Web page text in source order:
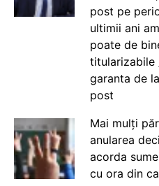
post pe
ultimii ani
poate de
titularizabile
garanta de
post
Mai mulți
anularea
acorda
cu ora din